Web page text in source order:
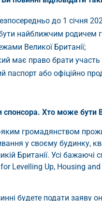
до 1 січня
найближчим родичем
Великої Британії;
має право брати
паспорт або офіційно
спонсора. Хто може бути
громадянством
у своєму будинку,
Британії. Усі бажаючі
Levelling Up, Housing
будете подати заяву